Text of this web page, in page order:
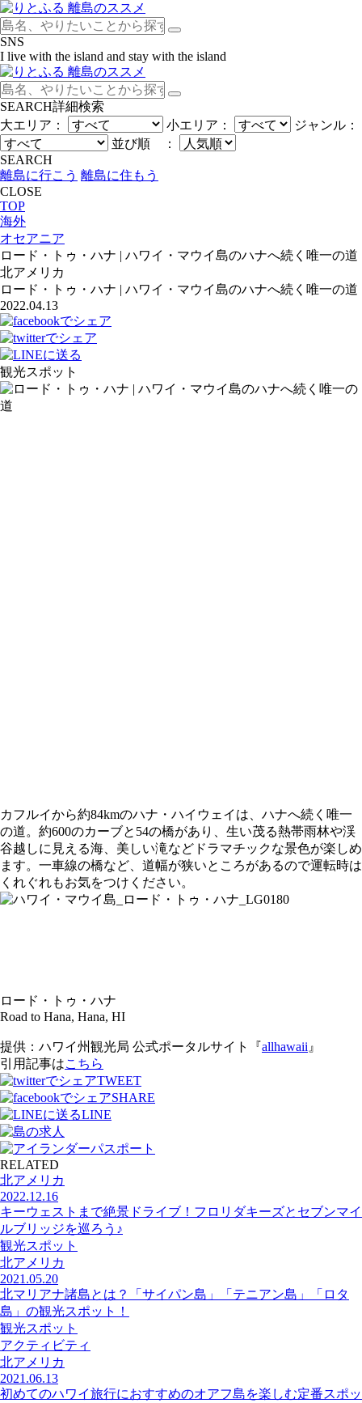
SNS
I live with the island and stay with the island
SEARCH詳細検索
大エリア：
小エリア：
ジャンル：
並び順 ：
SEARCH
離島に行こう 離島に住もう
CLOSE
TOP
海外
オセアニア
ロード・トゥ・ハナ | ハワイ・マウイ島のハナへ続く唯一の道
北アメリカ
ロード・トゥ・ハナ | ハワイ・マウイ島のハナへ続く唯一の道
2022.04.13
観光スポット
カフルイから約84kmのハナ・ハイウェイは、ハナへ続く唯一
の道。約600のカーブと54の橋があり、生い茂る熱帯雨林や渓
谷越しに見える海、美しい滝などドラマチックな景色が楽しめ
ます。一車線の橋など、道幅が狭いところがあるので運転時は
くれぐれもお気をつけください。
ロード・トゥ・ハナ
Road to Hana, Hana, HI
提供：ハワイ州観光局 公式ポータルサイト『allhawaii 』
引用記事はこちら
TWEET
SHARE
LINE
RELATED
北アメリカ
2022.12.16
キーウェストまで絶景ドライブ！フロリダキーズとセブンマイ
ルブリッジを巡ろう♪
観光スポット
北アメリカ
2021.05.20
北マリアナ諸島とは？「サイパン島」「テニアン島」「ロタ
島」の観光スポット！
観光スポット
アクティビティ
北アメリカ
2021.06.13
初めてのハワイ旅行におすすめのオアフ島を楽しむ定番スポッ